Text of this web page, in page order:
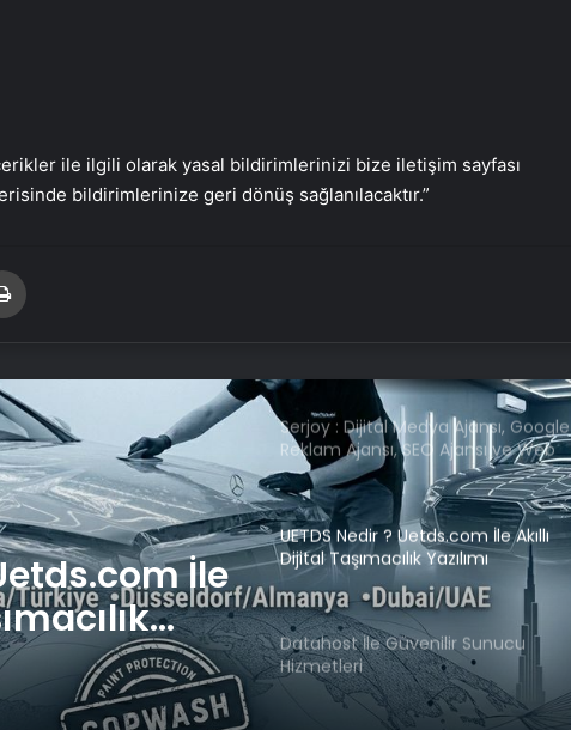
ile ilgili olarak yasal bildirimlerinizi bize iletişim sayfası
bildirimlerinize geri dönüş sağlanılacaktır.”
İle
Cumhurbaşkanı Erdoğan’dan
Serjoy : Dijital Medya Ajansı, Google
Reklam Ajansı, SEO Ajansı ve Web
Tasarım Ajansı
UETDS Nedir ? Uetds.com İle Akıllı
Dijital Taşımacılık Yazılımı
Datahost İle Güvenilir Sunucu
Hizmetleri